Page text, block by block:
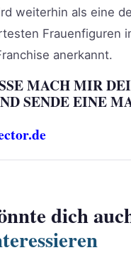
weiterhin als eine
Frauenfiguren
anerkannt.
MACH MIR
SENDE EINE
dich